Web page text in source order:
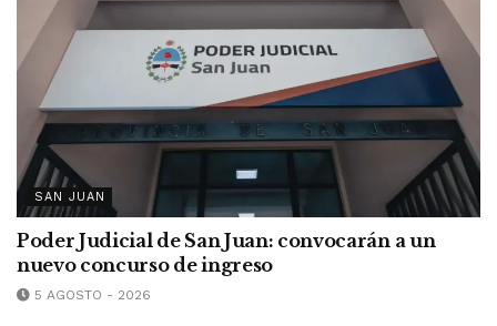
SAN JUAN
Poder Judicial de San Juan: convocarán a un
nuevo concurso de ingreso
5 AGOSTO - 2026